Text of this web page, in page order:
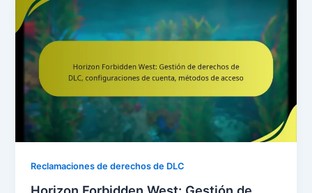
Reclamaciones de derechos de DLC